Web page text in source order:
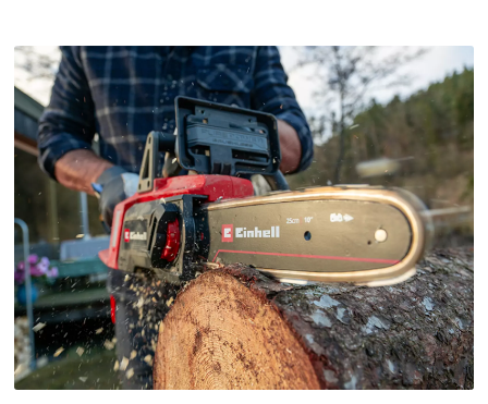
The
website
owner
needs
to
setup
the
site
with
their
CMP
to
add
this
content